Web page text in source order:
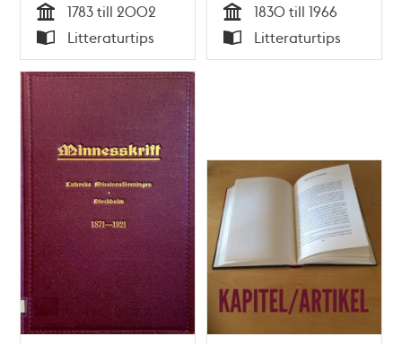
Tid
1783 till 2002
Typ
Litteraturtips Tid
1830 till 1966
Typ
Litteraturtips